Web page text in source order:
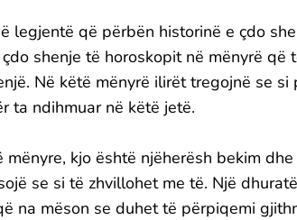
legjentë që përbën historinë e çdo
shenje të horoskopit në mënyrë
Në këtë mënyrë ilirët tregojnë se
ta ndihmuar në këtë jetë.
mënyre, kjo është njëherësh bekim
se si të zhvillohet me të. Një
na mëson se duhet të përpiqemi